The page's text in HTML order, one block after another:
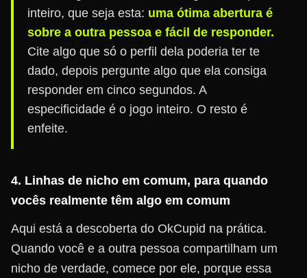
inteiro, que seja esta: uma ótima abertura é
sobre a outra pessoa e fácil de responder.
Cite algo que só o perfil dela poderia ter te
dado, depois pergunte algo que ela consiga
responder em cinco segundos. A
especificidade é o jogo inteiro. O resto é
enfeite.
4. Linhas de nicho em comum, para quando
vocês realmente têm algo em comum
Aqui está a descoberta do OkCupid na prática.
Quando você e a outra pessoa compartilham um
nicho de verdade, comece por ele, porque essa